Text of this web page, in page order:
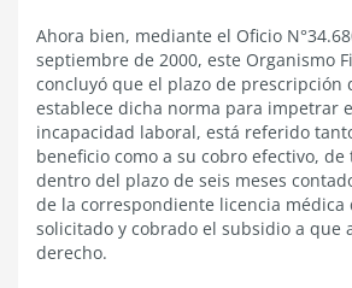
Ahora bien, mediante el Oficio
septiembre de 2000, este Organismo
concluyó que el plazo de prescripción
establece dicha norma para impetrar
incapacidad laboral, está referido
beneficio como a su cobro efectivo,
dentro del plazo de seis meses
de la correspondiente licencia médica
solicitado y cobrado el subsidio a que
derecho.